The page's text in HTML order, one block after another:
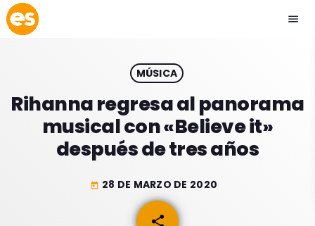
menu
play_arrow
EMISIÓN COCHABAMBA
MÚSICA
Rihanna regresa al panorama
musical con «Believe it»
después de tres años
today 28 DE MARZO DE 2020
share
email